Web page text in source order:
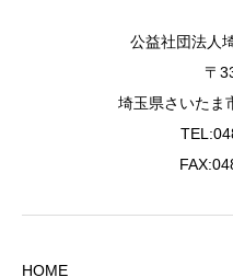
公益社団法人
〒
埼玉県さいたま
HOME